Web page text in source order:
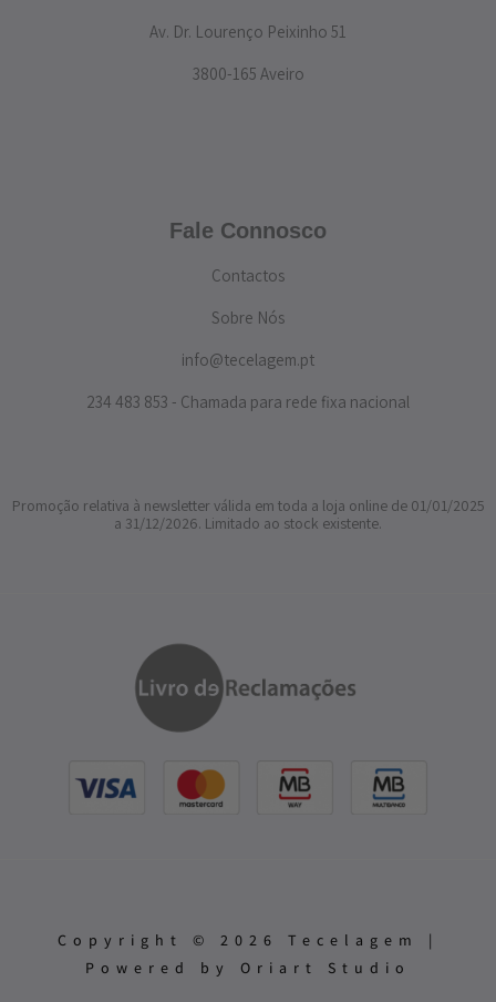
Av. Dr. Lourenço Peixinho 51
3800-165 Aveiro
Fale Connosco
Contactos
Sobre Nós
info@tecelagem.pt
234 483 853 - Chamada para rede fixa nacional
Promoção relativa à newsletter válida em toda a loja online de 01/01/2025
a 31/12/2026. Limitado ao stock existente.
Copyright © 2026 Tecelagem |
Powered by Oriart Studio